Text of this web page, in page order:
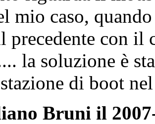
mio caso,
precedente con il
la soluzione è
di boot
Bruni il